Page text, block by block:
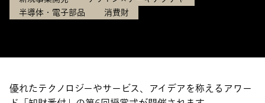
半導体・電子部品
消費財
優れたテクノロジーやサービス、アイデアを称えるアワー